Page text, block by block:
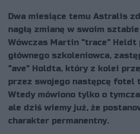
Dwa miesiące temu Astralis
nagłą zmianę w swoim
Wówczas Martin "trace" Heldt
głównego szkoleniowca,
"ave" Holdta, który z kolei
przez swojego następcę fotel
Wtedy mówiono tylko o
ale dziś wiemy już, że
charakter permanentny.